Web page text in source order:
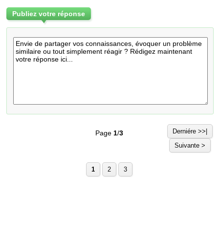
Publiez votre réponse
Page 1/3
Derniére >>|
Suivante >
1 2 3